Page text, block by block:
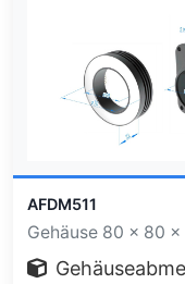
AFDM511
Gehäuse 80 × 80